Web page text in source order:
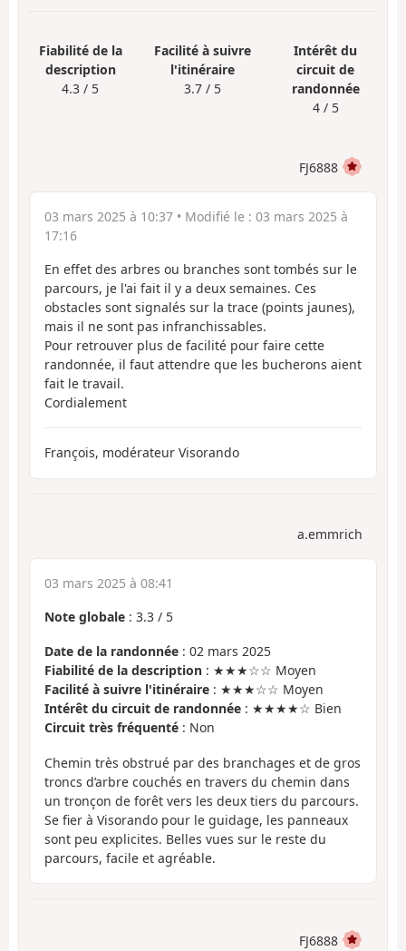
Fiabilité de la
description
4.3 / 5
Facilité à suivre
l'itinéraire
3.7 / 5
Intérêt du
circuit de
randonnée
4 / 5
FJ6888
03 mars 2025 à 10:37 • Modifié le : 03 mars 2025 à
17:16
En effet des arbres ou branches sont tombés sur le
parcours, je l'ai fait il y a deux semaines. Ces
obstacles sont signalés sur la trace (points jaunes),
mais il ne sont pas infranchissables.
Pour retrouver plus de facilité pour faire cette
randonnée, il faut attendre que les bucherons aient
fait le travail.
Cordialement
François, modérateur Visorando
a.emmrich
03 mars 2025 à 08:41
Note globale : 3.3 / 5
Date de la randonnée : 02 mars 2025
Fiabilité de la description : ★★★☆☆ Moyen
Facilité à suivre l'itinéraire : ★★★☆☆ Moyen
Intérêt du circuit de randonnée : ★★★★☆ Bien
Circuit très fréquenté : Non
Chemin très obstrué par des branchages et de gros
troncs d’arbre couchés en travers du chemin dans
un tronçon de forêt vers les deux tiers du parcours.
Se fier à Visorando pour le guidage, les panneaux
sont peu explicites. Belles vues sur le reste du
parcours, facile et agréable.
FJ6888